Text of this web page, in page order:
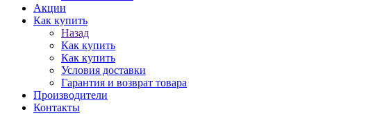
Акции
Как купить
Назад
Как купить
Как купить
Условия доставки
Гарантия и возврат товара
Производители
Контакты